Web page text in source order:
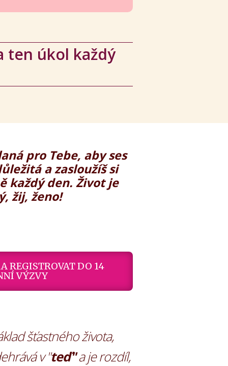
ten úkol každý
pro Tebe, aby ses
a zasloužíš si
každý den. Život je
žij, ženo!
REGISTROVAT DO 14
VÝZVY
šťastného života,
v "teď"a je rozdíl,